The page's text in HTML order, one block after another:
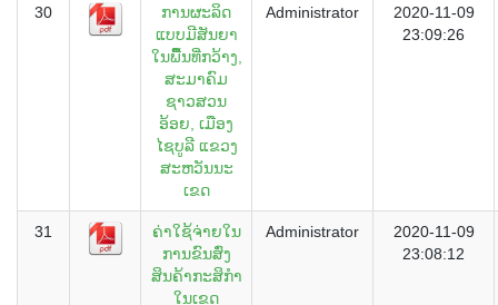
30
ການຜະລິດ
ແບບມີສັນຍາ
ໃນພີື້ນທີ່ກວ້າງ,
ສະມາຄົມ
ຊາວສວນ
ອ້ອຍ, ເມືອງ
ໄຊບູລີ ແຂວງ
ສະຫວັນນະ
ເຂດ
Administrator
2020-11-09
23:09:26
31
ຄ່າໃຊ້ຈ່າຍໃນ
ການຂົນສົ່ງ
ສິນຄ້າກະສິກຳ
ໃນເຂດ
Administrator
2020-11-09
23:08:12